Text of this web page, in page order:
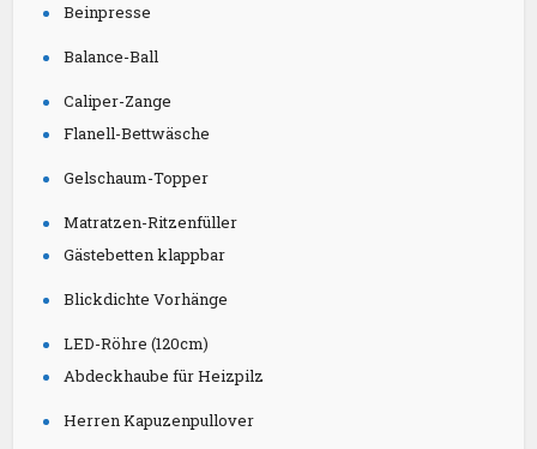
Beinpresse
Balance-Ball
Caliper-Zange
Flanell-Bettwäsche
Gelschaum-Topper
Matratzen-Ritzenfüller
Gästebetten klappbar
Blickdichte Vorhänge
LED-Röhre (120cm)
Abdeckhaube für Heizpilz
Herren Kapuzenpullover